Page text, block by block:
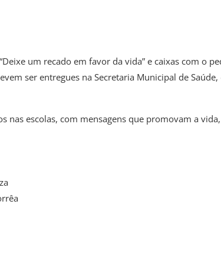
um recado em favor da vida” e caixas com o
ser entregues na Secretaria Municipal de Saúde,
nas escolas, com mensagens que promovam a